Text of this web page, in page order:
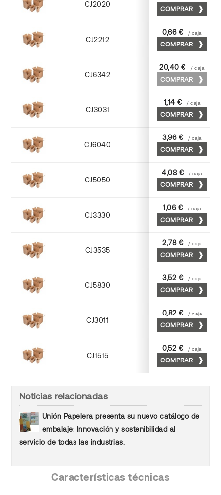
CJ2020
Kraft
COMPRAR
CJ2212
Kraft
0,66 € / caja
COMPRAR
CJ6342
Cuero
20,40 € / caja
COMPRAR
CJ3031
Kraft
1,14 € / caja
COMPRAR
CJ6040
Cuero
3,96 € / caja
COMPRAR
CJ5050
Cuero
4,08 € / caja
COMPRAR
CJ3330
Kraft
1,06 € / caja
COMPRAR
CJ3535
Cuero
2,78 € / caja
COMPRAR
CJ5830
Cuero
3,52 € / caja
COMPRAR
CJ3011
Kraft
0,82 € / caja
COMPRAR
CJ1515
Kraft
0,52 € / caja
COMPRAR
Noticias relacionadas
Unión Papelera presenta su nuevo catálogo de
embalaje: Innovación y sostenibilidad al
servicio de todas las industrias.
Características técnicas